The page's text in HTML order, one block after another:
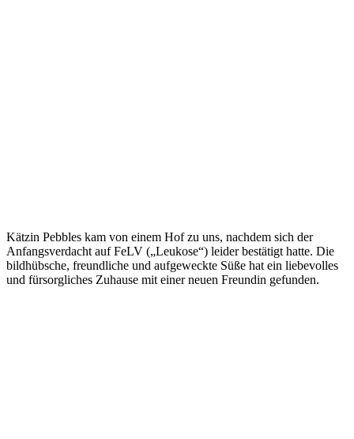
Kätzin Pebbles kam von einem Hof zu uns, nachdem sich der
Anfangsverdacht auf FeLV („Leukose“) leider bestätigt hatte. Die
bildhübsche, freundliche und aufgeweckte Süße hat ein liebevolles
und fürsorgliches Zuhause mit einer neuen Freundin gefunden.